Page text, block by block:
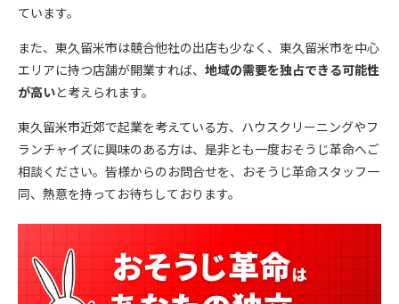
ています。
また、東久留米市は競合他社の出店も少なく、東久留米市を中心
エリアに持つ店舗が開業すれば、 地域の需要を独占できる可能性
が高いと考えられます。
東久留米市近郊で起業を考えている方、ハウスクリーニングやフ
ランチャイズに興味のある方は、是非とも一度おそうじ革命へご
相談ください。皆様からのお問合せを、おそうじ革命スタッフ一
同、熱意を持ってお待ちしております。